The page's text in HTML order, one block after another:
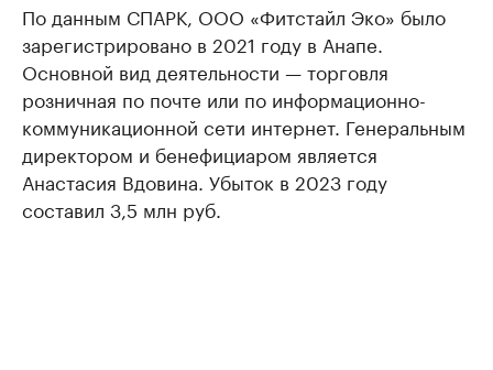
По данным СПАРК, ООО «Фитстайл Эко» было
зарегистрировано в 2021 году в Анапе.
Основной вид деятельности — торговля
розничная по почте или по информационно-
коммуникационной сети интернет. Генеральным
директором и бенефициаром является
Анастасия Вдовина. Убыток в 2023 году
составил 3,5 млн руб.